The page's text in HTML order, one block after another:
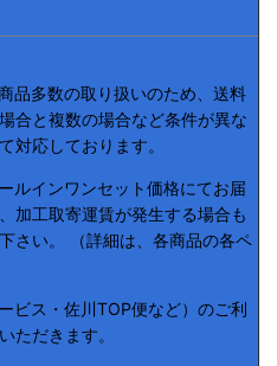
品多数の取り扱いのため、送料
合と複数の場合など条件が異な
対応しております。
ルインワンセット価格にてお届
加工取寄運賃が発生する場合も
さい。 （詳細は、各商品の各ペ
ビス・佐川TOP便など）のご利
ただきます。